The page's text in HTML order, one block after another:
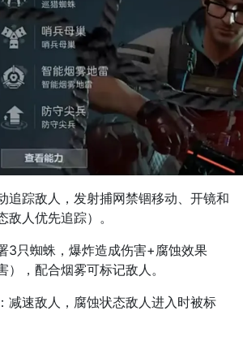
踪敌人，发射捕网禁锢移动、开镜和
人优先追踪）。
只蜘蛛，爆炸造成伤害+腐蚀效果
），配合烟雾可标记敌人。
速敌人，腐蚀状态敌人进入时被标